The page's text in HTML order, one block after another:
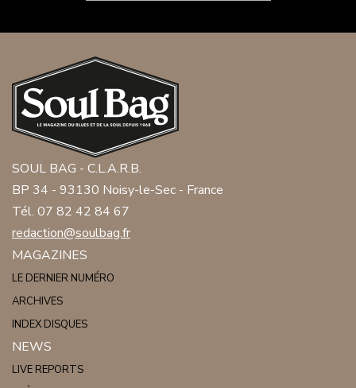
SOUL BAG - C.L.A.R.B.
BP 34 - 93130 Noisy-le-Sec - France
Tél. 07 82 42 84 67
redaction@soulbag.fr
MAGAZINES
LE DERNIER NUMÉRO
ARCHIVES
INDEX DISQUES
NEWS
LIVE REPORTS